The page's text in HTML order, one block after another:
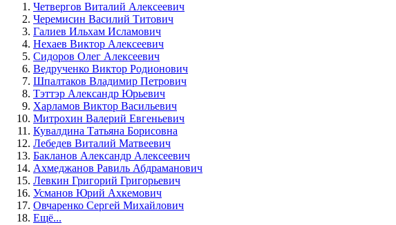
Четвергов Виталий Алексеевич
Черемисин Василий Титович
Галиев Ильхам Исламович
Нехаев Виктор Алексеевич
Сидоров Олег Алексеевич
Ведрученко Виктор Родионович
Шпалтаков Владимир Петрович
Тэттэр Александр Юрьевич
Харламов Виктор Васильевич
Митрохин Валерий Евгеньевич
Кувалдина Татьяна Борисовна
Лебедев Виталий Матвеевич
Бакланов Александр Алексеевич
Ахмеджанов Равиль Абдраманович
Левкин Григорий Григорьевич
Усманов Юрий Ахкемович
Овчаренко Сергей Михайлович
Ещё...